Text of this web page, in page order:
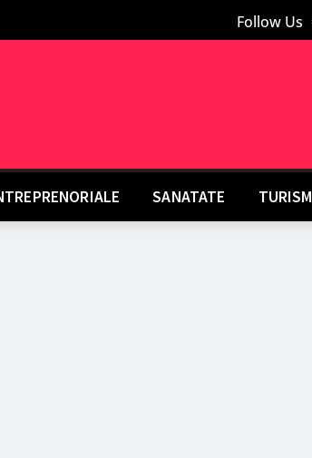
Follow Us
SANATATE TURISM